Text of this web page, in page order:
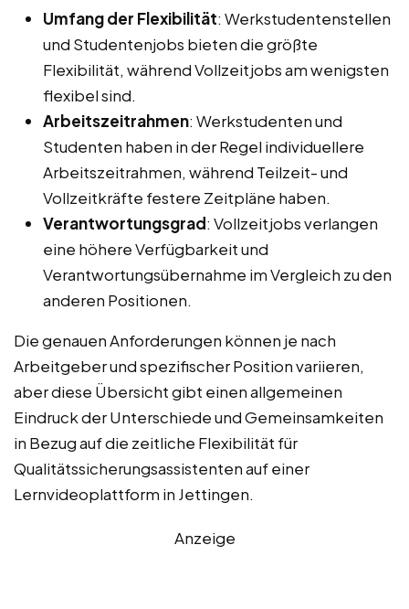
Umfang der Flexibilität: Werkstudentenstellen
und Studentenjobs bieten die größte
Flexibilität, während Vollzeitjobs am wenigsten
flexibel sind.
Arbeitszeitrahmen: Werkstudenten und
Studenten haben in der Regel individuellere
Arbeitszeitrahmen, während Teilzeit- und
Vollzeitkräfte festere Zeitpläne haben.
Verantwortungsgrad: Vollzeitjobs verlangen
eine höhere Verfügbarkeit und
Verantwortungsübernahme im Vergleich zu den
anderen Positionen.
Die genauen Anforderungen können je nach
Arbeitgeber und spezifischer Position variieren,
aber diese Übersicht gibt einen allgemeinen
Eindruck der Unterschiede und Gemeinsamkeiten
in Bezug auf die zeitliche Flexibilität für
Qualitätssicherungsassistenten auf einer
Lernvideoplattform in Jettingen.
Anzeige